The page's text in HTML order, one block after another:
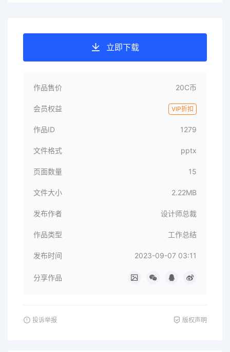
立即下载
作品售价 20C币
会员权益 VIP折扣
作品ID 1279
文件格式 pptx
页面数量 15
文件大小 2.22MB
发布作者 设计师总裁
作品类型 工作总结
发布时间 2023-09-07 03:11
分享作品
投诉举报 版权声明